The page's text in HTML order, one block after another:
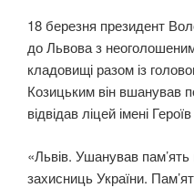
18 березня президент
до Львова з
кладовищі разом із
Козицьким він вшанував
відвідав ліцей імені
«Львів. Ушанував пам’ять
захисниць України.